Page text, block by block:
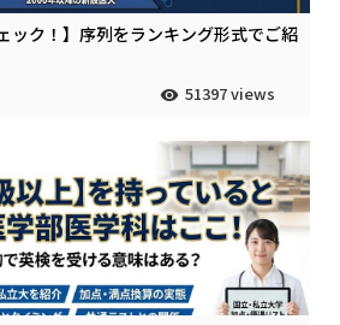
ック！】序列をランキング形式でご紹
51397 views